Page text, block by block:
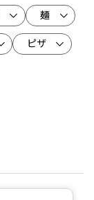
麺
ピザ